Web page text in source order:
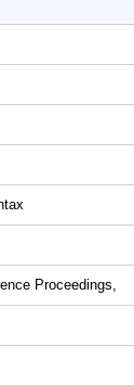
Proceedings,